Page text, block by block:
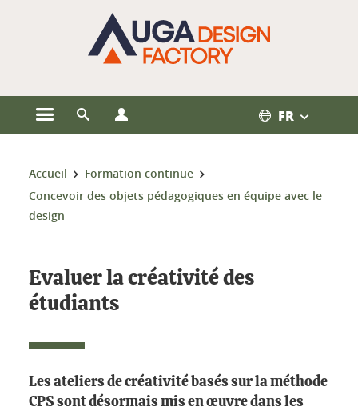
Ouvrir le menu principal
Ouvrir le moteur de recherche FR
Vous êtes ici :
Accueil
Formation continue
Concevoir des objets pédagogiques en équipe avec le
design
Evaluer la créativité des
étudiants
Les ateliers de créativité basés sur la méthode
CPS sont désormais mis en œuvre dans les